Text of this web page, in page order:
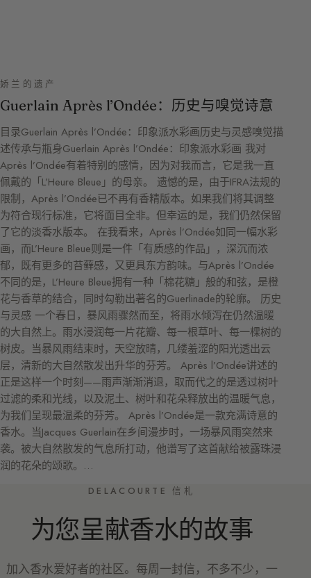
娇兰的遗产
Guerlain Après l’Ondée：历史与嗅觉诗意
目录Guerlain Après l’Ondée：印象派水彩画历史与灵感嗅觉描
述传承与瓶身Guerlain Après l’Ondée：印象派水彩画 我对
Après l’Ondée有着特别的感情，因为对我而言，它是我一直
佩戴的「L’Heure Bleue」的母亲。 遗憾的是，由于IFRA法规的
限制，Après l’Ondée已不再有香精版本。如果我们将其调整
为符合现行标准，它将面目全非。但幸运的是，我们仍然保留
了它的淡香水版本。 在我看来，Après l’Ondée如同一幅水彩
画，而L’Heure Bleue则是一件「有质感的作品」，深沉而浓
郁，既有更多的苔藓感，又更具东方韵味。与Après l’Ondée
不同的是，L’Heure Bleue拥有一种「棉花糖」般的和弦，是橙
花与香草的结合，同时勾勒出著名的Guerlinade的轮廓。 历史
与灵感 一个春日，暴风雨骤然而至，将雨水倾泻在仍然温暖
的大自然上。雨水浸润每一片花瓣、每一根草叶、每一棵树的
树皮。当暴风雨结束时，天空放晴，几缕羞涩的阳光透出云
层，清新的大自然散发出升华的芬芳。 Après l’Ondée讲述的
正是这样一个时刻——雨声渐渐消退，取而代之的是透过树叶
过滤的柔和光线，以及泥土、树叶和花朵释放出的温暖气息，
为我们呈现最温柔的芬芳。 Après l’Ondée是一款充满诗意的
香水。当Jacques Guerlain在乡间漫步时，一场暴风雨突然来
袭。被大自然散发的气息所打动，他谱写了这首献给被露珠浸
润的花朵的颂歌。…
DELACOURTE 信札
为您呈献香水的故事
加入香水爱好者的社区。每周一封信，不多不少，一